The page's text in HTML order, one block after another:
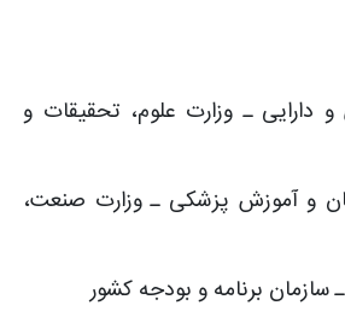
و دارایی ـ وزارت علوم، تحقیقات و
و آموزش پزشکی ـ وزارت صنعت،
سازمان برنامه و بودجه کشور